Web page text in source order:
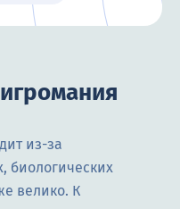
из-за
биологических
велико. К